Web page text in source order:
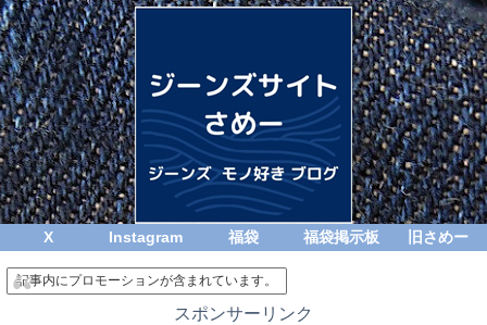
X Instagram 福袋 福袋掲示板 旧さめー
記事内にプロモーションが含まれています。
スポンサーリンク